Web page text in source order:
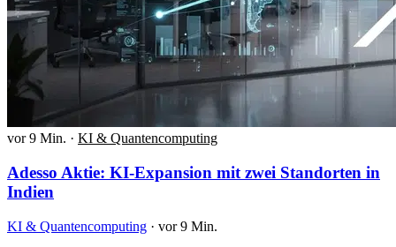
vor 9 Min. · KI & Quantencomputing
Adesso Aktie: KI-Expansion mit zwei Standorten in
Indien
KI & Quantencomputing · vor 9 Min.